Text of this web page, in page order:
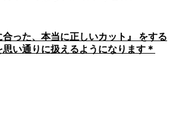
合った、本当に正しいカット』 をする
い通りに扱えるようになります＊